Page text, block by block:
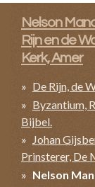
4
.
3
5
8
1
8
0
5
3
8
r
e
n
r
e
n
Nelson
Rijn en de
Kerk, Amer
De Rijn, de
Byzantium,
Bijbel.
Johan
Prinsterer, De
Nelson